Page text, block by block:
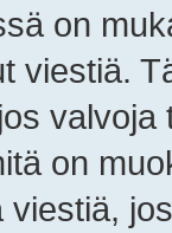
on
viestiä.
on